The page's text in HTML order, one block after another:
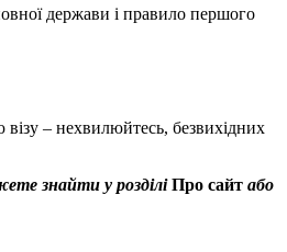
держави і правило першого
– нехвилюйтесь, безвихідних
знайти у розділіПро сайтабо